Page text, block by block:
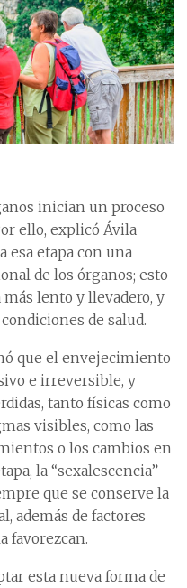
inician un proceso
ello, explicó Ávila
esa etapa con una
de los órganos; esto
lento y llevadero, y
de salud.
que el envejecimiento
e irreversible, y
tanto físicas como
visibles, como las
o los cambios en
la “sexalescencia”
que se conserve la
además de factores
favorezcan.
esta nueva forma de